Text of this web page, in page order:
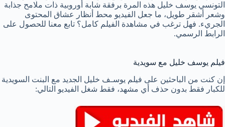
التونسي يوسف خليل هذه المرة برفقة شابة أوروبية ذات ملامح جذابة
وشعر أشقر طويل، ما جعل الفيديو محط أنظار عشاق المحتوى
الجريء. فهل ترغب في مشاهدة الفيلم كامل؟ تابع معنا للحصول على
الرابط الرسمي.
فيلم يوسف خليل مع سويدية
إن كنت من الباحثين على فيلم يوسـف خليل الجديد مع البنت السويدية
للكبار فقط بدون حذف أي مشهد، فقط شغل الفيديو التالي: